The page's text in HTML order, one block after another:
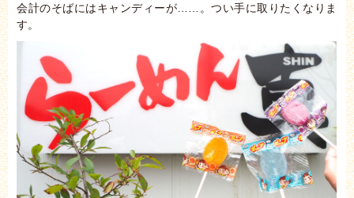
会計のそばにはキャンディーが……。つい手に取りたくなりま
す。